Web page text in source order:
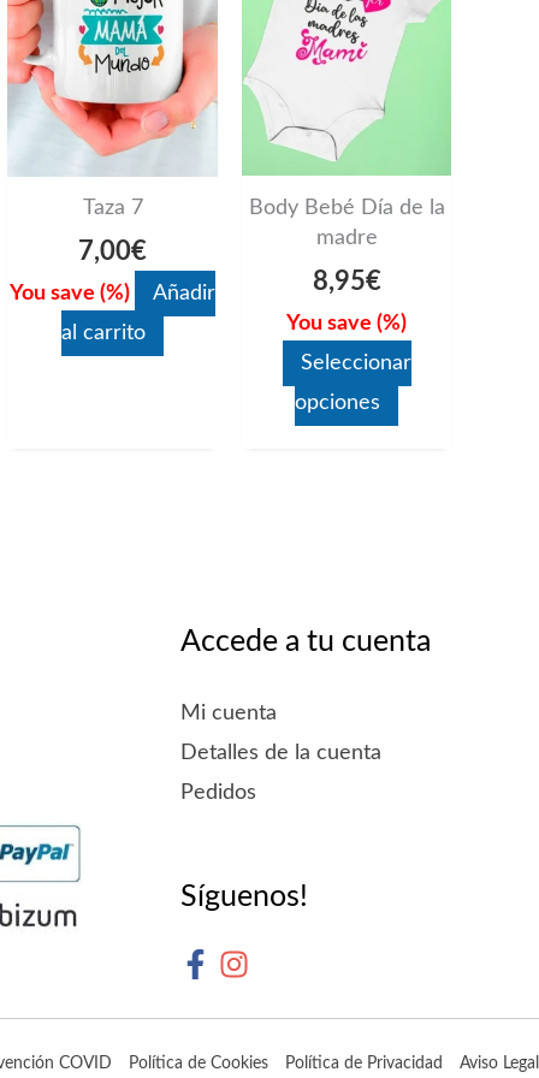
Taza 7
7,00€
You save(%)
Añadir
al carrito
Body Bebé Día de la
madre
8,95€
You save(%)
Seleccionar
opciones
variantes.
pueden
la
página
Accede a tu cuenta
Mi cuenta
Detalles de la cuenta
Pedidos
Síguenos!
COVID Política de Cookies Política de Privacidad Aviso Legal